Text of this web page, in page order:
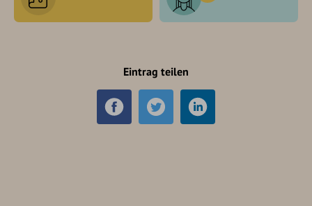
Eintrag teilen